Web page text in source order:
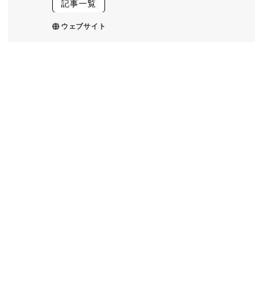
記事一覧
ウェブサイト